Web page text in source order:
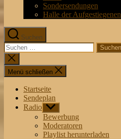
Sondersendungen
Halle der Aufgestiegenen
Suchen
Suchen
nach:
Suche
schließen
Menü schließen
Startseite
Sendeplan
Radio Untermenü
anzeigen
Bewerbung
Moderatoren
Playlist herunterladen